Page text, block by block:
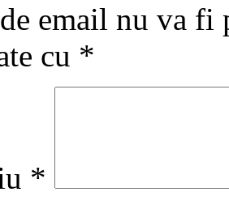
email nu va fi
cu *
*